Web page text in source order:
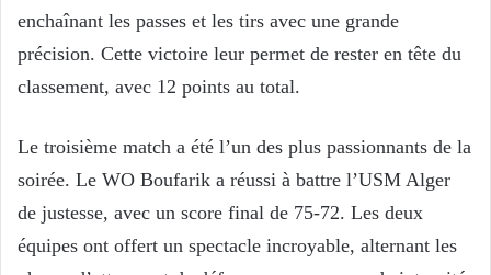
enchaînant les passes et les tirs avec une grande
précision. Cette victoire leur permet de rester en tête du
classement, avec 12 points au total.
Le troisième match a été l’un des plus passionnants de la
soirée. Le WO Boufarik a réussi à battre l’USM Alger
de justesse, avec un score final de 75-72. Les deux
équipes ont offert un spectacle incroyable, alternant les